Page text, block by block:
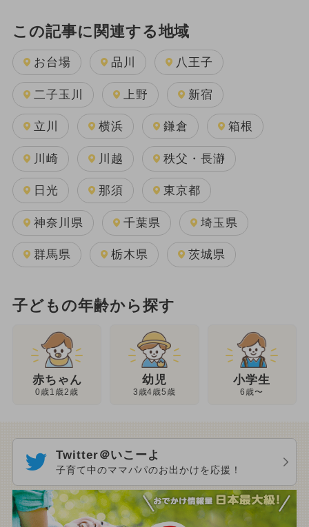
この記事に関連する地域
お台場 品川 八王子
二子玉川 上野 新宿
立川 横浜 鎌倉 箱根
川崎 川越 秩父・長瀞
日光 那須 東京都
神奈川県 千葉県 埼玉県
群馬県 栃木県 茨城県
子どもの年齢から探す
赤ちゃん
0歳1歳2歳
幼児
3歳4歳5歳
小学生
6歳〜
Twitter＠いこーよ
子育て中のママパパのお出かけを応援！